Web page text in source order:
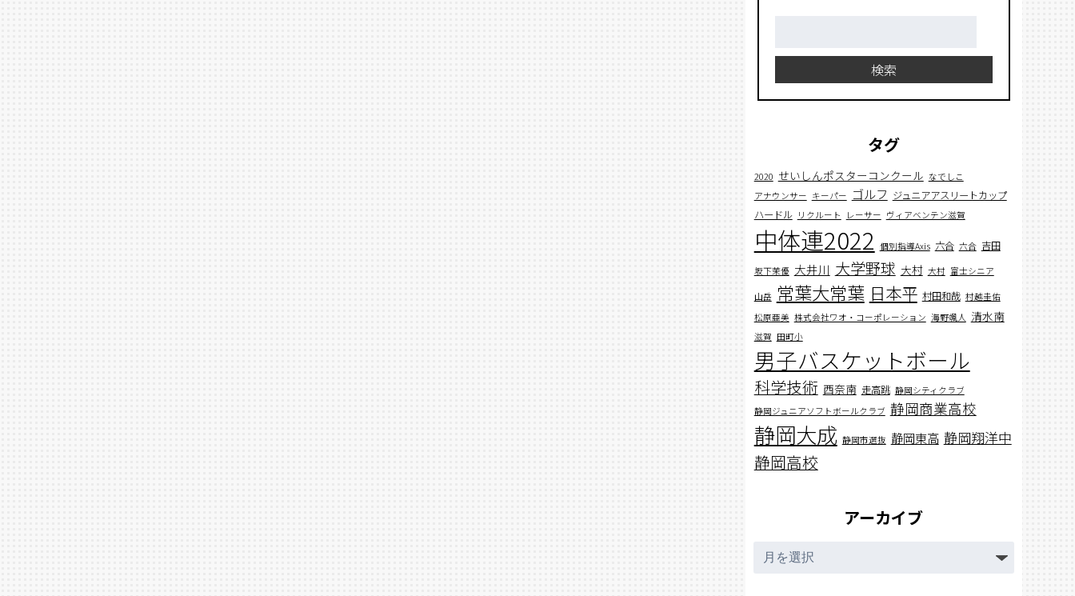
検索
タグ
2020 せいしんポスターコンクール なでしこ
アナウンサー キーパー ゴルフ ジュニアアスリートカップ
ハードル リクルート レーサー ヴィアベンテン滋賀
中体連2022 個別指導Axis 六合 六合 吉田
坂下茉優 大井川 大学野球 大村 大村 富士シニア
山岳 常葉大常葉 日本平 村田和哉 村越圭佑
松原亜美 株式会社ワオ・コーポレーション 海野颯人 清水南
滋賀 田町小
男子バスケットボール
科学技術 西奈南 走高跳 静岡シティクラブ
静岡ジュニアソフトボールクラブ 静岡商業高校
静岡大成 静岡市選抜 静岡東高 静岡翔洋中
静岡高校
アーカイブ
ー